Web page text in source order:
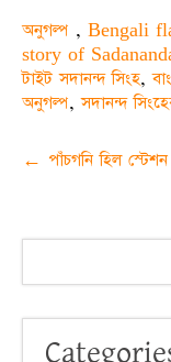
অনুগল্প , Bengali
story of
টাইট সদানন্দ সিংহ,
অনুগল্প,সদানন্দ
Post
← পাঁচগনি হিল